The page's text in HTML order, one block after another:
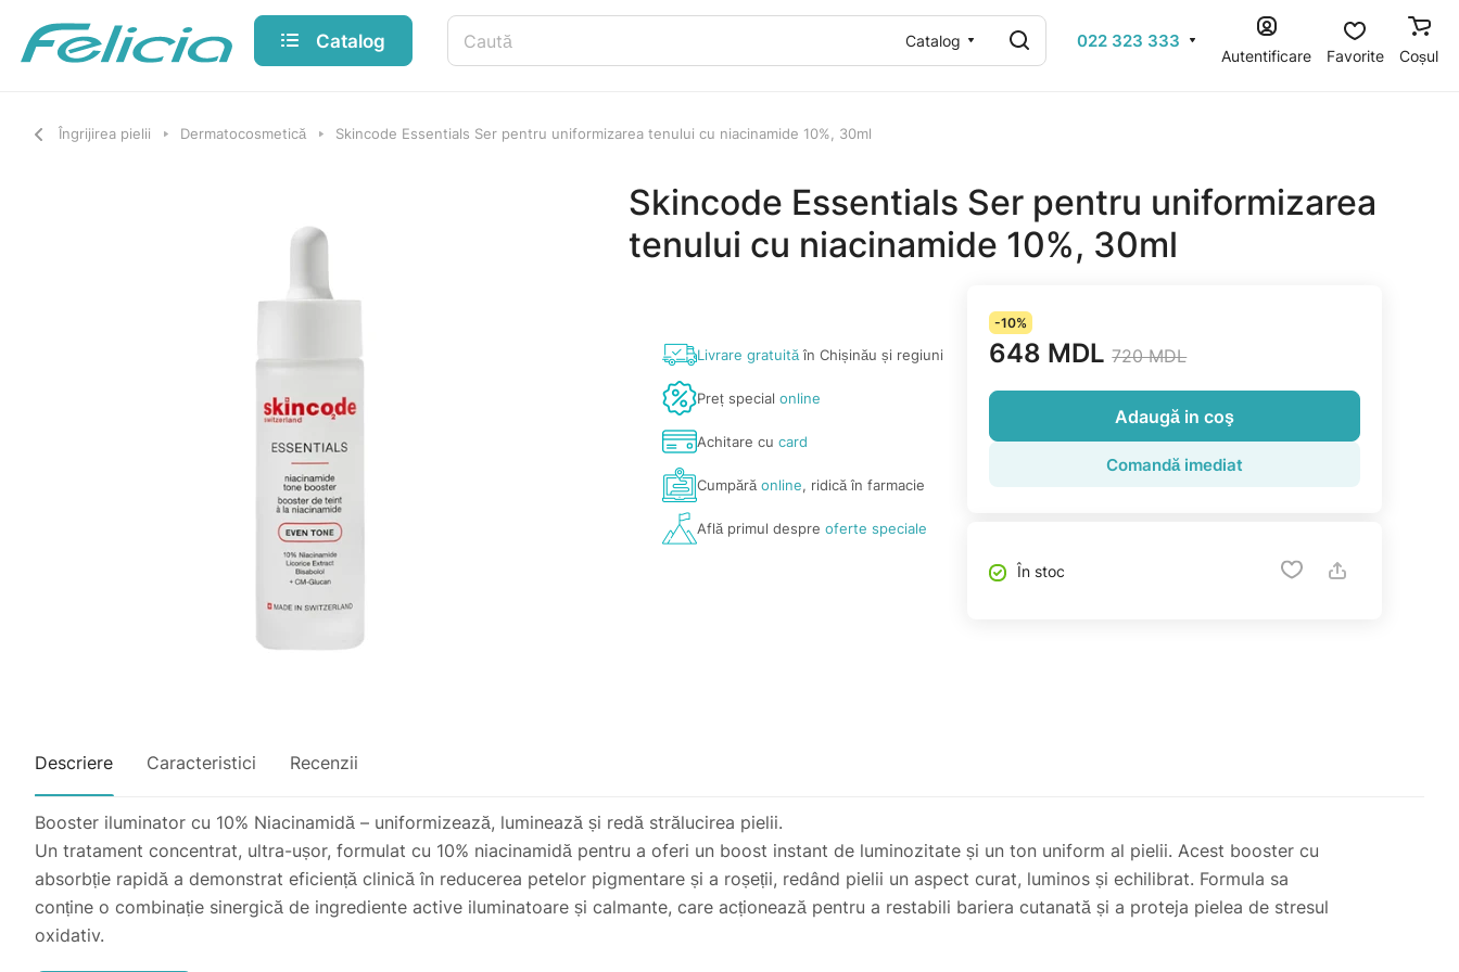
Catalog Catalog 022 323 333
Autentificare Favorite Coșul
Îngrijirea pielii Dermatocosmetică Skincode Essentials Ser pentru uniformizarea tenului cu niacinamide 10%, 30ml
Skincode Essentials Ser pentru uniformizarea
tenului cu niacinamide 10%, 30ml
Livrare gratuităîn Chișinău și regiuni
Preț specialonline
Achitare cucard
Cumpărăonline, ridică în farmacie
Află primul despreoferte speciale
-10%
648 MDL 720 MDL
Adaugă in coş
Comandă imediat
În stoc
Descriere Caracteristici Recenzii
Booster iluminator cu 10% Niacinamidă – uniformizează, luminează și redă strălucirea pielii.
Un tratament concentrat, ultra-ușor, formulat cu 10% niacinamidă pentru a oferi un boost instant de luminozitate și un ton uniform al pielii. Acest booster cu
absorbție rapidă a demonstrat eficiență clinică în reducerea petelor pigmentare și a roșeții, redând pielii un aspect curat, luminos și echilibrat. Formula sa
conține o combinație sinergică de ingrediente active iluminatoare și calmante, care acționează pentru a restabili bariera cutanată și a proteja pielea de stresul
oxidativ.